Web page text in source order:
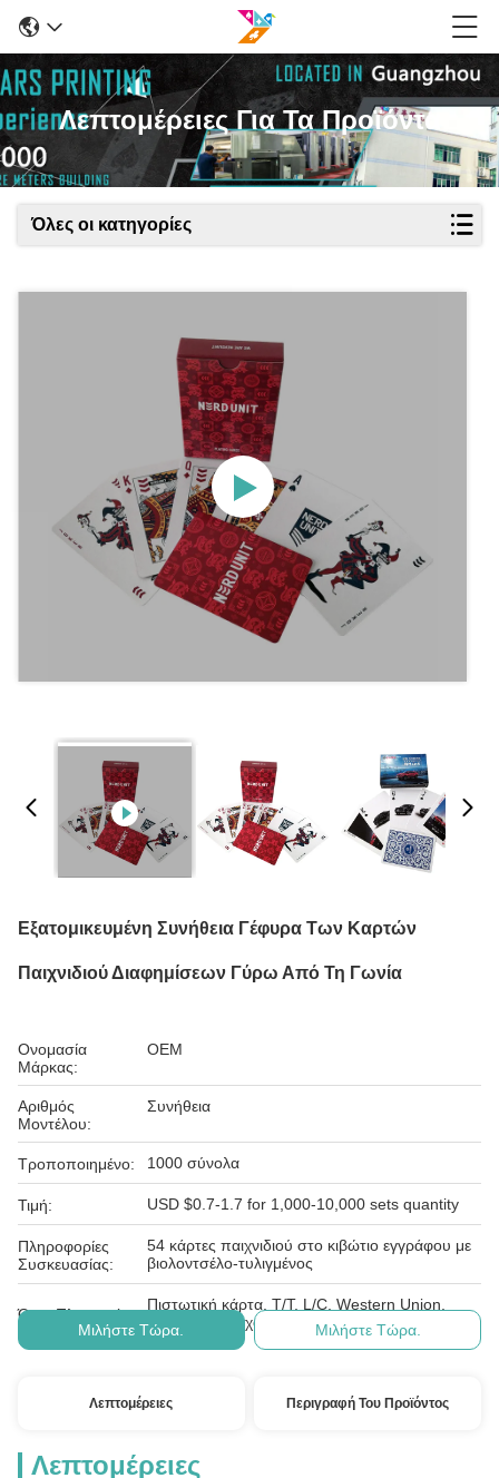
Λεπτομέρειες Για Τα Προϊόντα
Όλες οι κατηγορίες
Εξατομικευμένη Συνήθεια Γέφυρα Των Καρτών
Παιχνιδιού Διαφημίσεων Γύρω Από Τη Γωνία
Ονομασία
Μάρκας:
OEM
Αριθμός
Μοντέλου:
Συνήθεια
Τροποποιημένο: 1000 σύνολα
Τιμή: USD $0.7-1.7 for 1,000-10,000 sets quantity
Πληροφορίες
Συσκευασίας:
54 κάρτες παιχνιδιού στο κιβώτιο εγγράφου με
βιολοντσέλο-τυλιγμένος
Όροι Πληρωμής:
Πιστωτική κάρτα, T/T, L/C, Western Union,
Paypal, ε-έλεγχος, D/A, D/P, MoneyGram
Μιλήστε Τώρα. Μιλήστε Τώρα.
Λεπτομέρειες Περιγραφή Του Προϊόντος
Λεπτομέρειες